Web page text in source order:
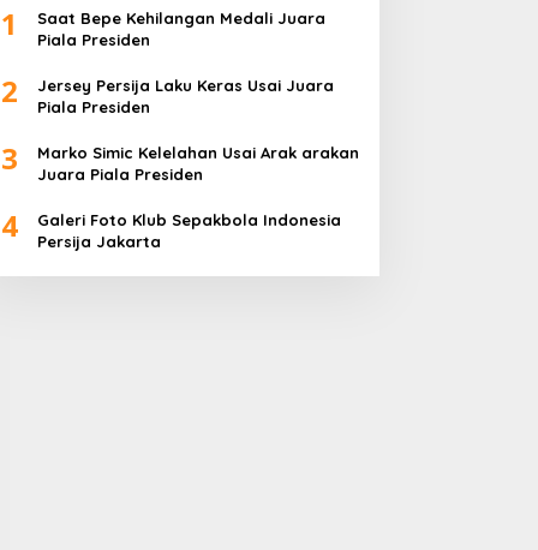
1
Saat Bepe Kehilangan Medali Juara
Piala Presiden
2
Jersey Persija Laku Keras Usai Juara
Piala Presiden
3
Marko Simic Kelelahan Usai Arak arakan
Juara Piala Presiden
4
Galeri Foto Klub Sepakbola Indonesia
Persija Jakarta